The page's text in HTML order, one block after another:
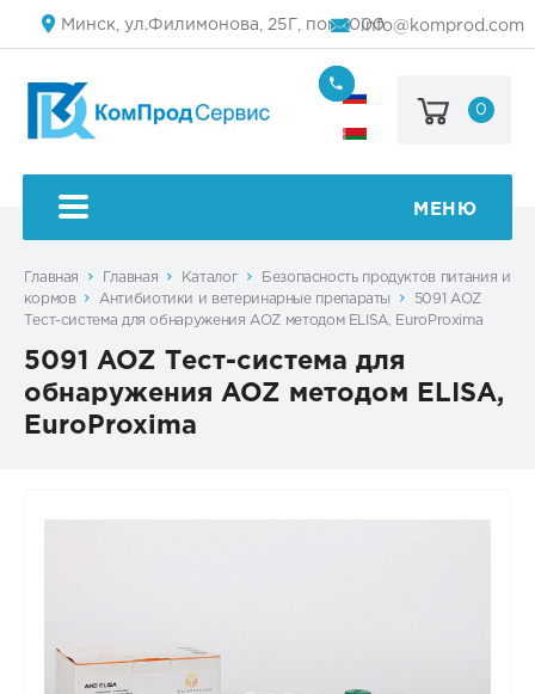
Минск, ул.Филимонова, 25Г, пом.1000info@komprod.com
(499)
444-
50
0
МЕНЮ
Главная Главная Каталог
Безопасность продуктов питания и
кормов
Антибиотики и ветеринарные препараты
5091 AOZ
Тест-система для обнаружения AOZ методом ELISA, EuroProxima
5091 AOZ Тест-система для
обнаружения AOZ методом ELISA,
EuroProxima